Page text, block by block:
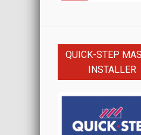
QUICK-STEP
INSTALLER